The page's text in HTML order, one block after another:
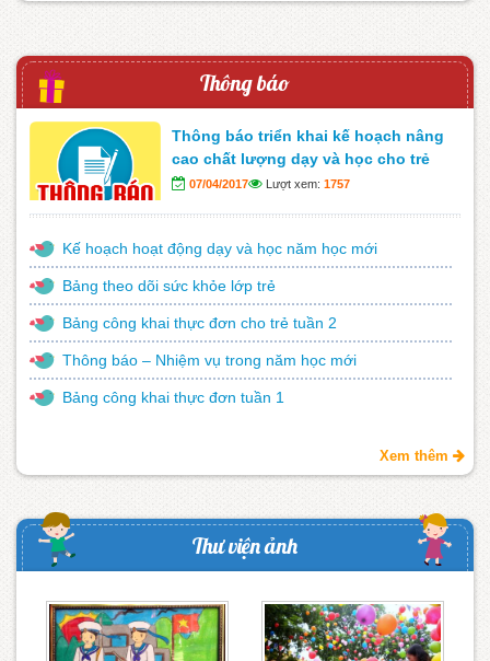
Thông báo
Thông báo triển khai kế hoạch nâng
cao chất lượng dạy và học cho trẻ
07/04/2017 Lượt xem: 1757
Kế hoạch hoạt động dạy và học năm học mới
Bảng theo dõi sức khỏe lớp trẻ
Bảng công khai thực đơn cho trẻ tuần 2
Thông báo – Nhiệm vụ trong năm học mới
Bảng công khai thực đơn tuần 1
Xem thêm
Thư viện ảnh